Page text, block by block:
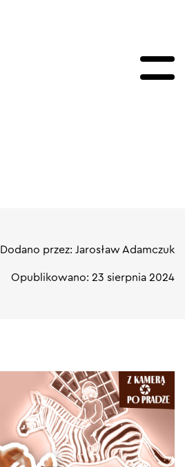
Dodano przez: Jarosław Adamczuk
Opublikowano: 23 sierpnia 2024